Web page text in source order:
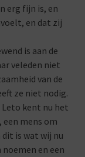
erg fijn is, en
en dat zij
is aan de
veleden niet
van de
ze niet nodig.
Leto kent nu het
een mens om
dit is wat wij nu
en een